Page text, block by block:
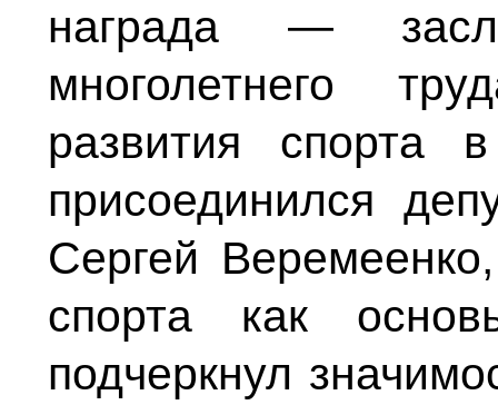
награда —
многолетнего
развития спорта
присоединился
Сергей
спорта как
подчеркнул